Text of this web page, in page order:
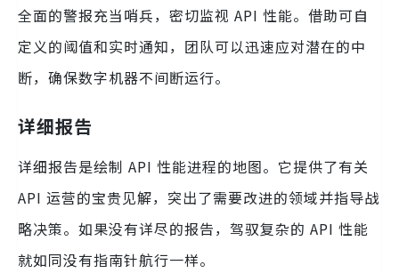
全面的警报充当哨兵，密切监视 API 性能。借助可自
定义的阈值和实时通知，团队可以迅速应对潜在的中
断，确保数字机器不间断运行。
详细报告
详细报告是绘制 API 性能进程的地图。它提供了有关
API 运营的宝贵见解，突出了需要改进的领域并指导战
略决策。如果没有详尽的报告，驾驭复杂的 API 性能
就如同没有指南针航行一样。